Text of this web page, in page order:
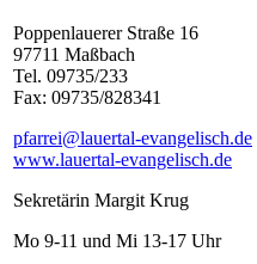
Poppenlauerer Straße 16
97711 Maßbach
Tel. 09735/233
Fax: 09735/828341
pfarrei@lauertal-evangelisch.de
www.lauertal-evangelisch.de
Sekretärin Margit Krug
Mo 9-11 und Mi 13-17 Uhr